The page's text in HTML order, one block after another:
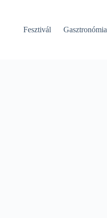
Fesztivál Gasztronómia